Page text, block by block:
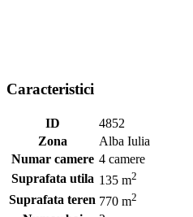
Caracteristici
ID
4852
Zona
Alba Iulia
Numar camere 4 camere
Suprafata utila 135 m2
Suprafata teren 770 m2